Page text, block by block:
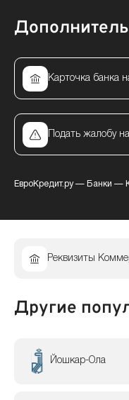
Карточка банка
Подать жалобу
ЕвроКредит.ру— Банки —
Реквизиты
Другие
Йошкар-Ола